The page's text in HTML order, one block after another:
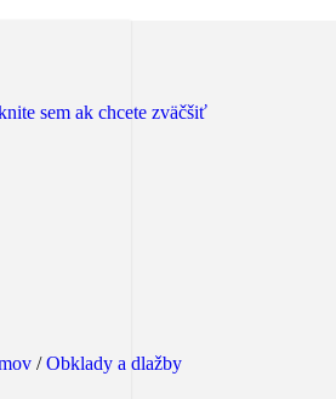
sem ak chcete zväčšiť
/ Obklady a dlažby